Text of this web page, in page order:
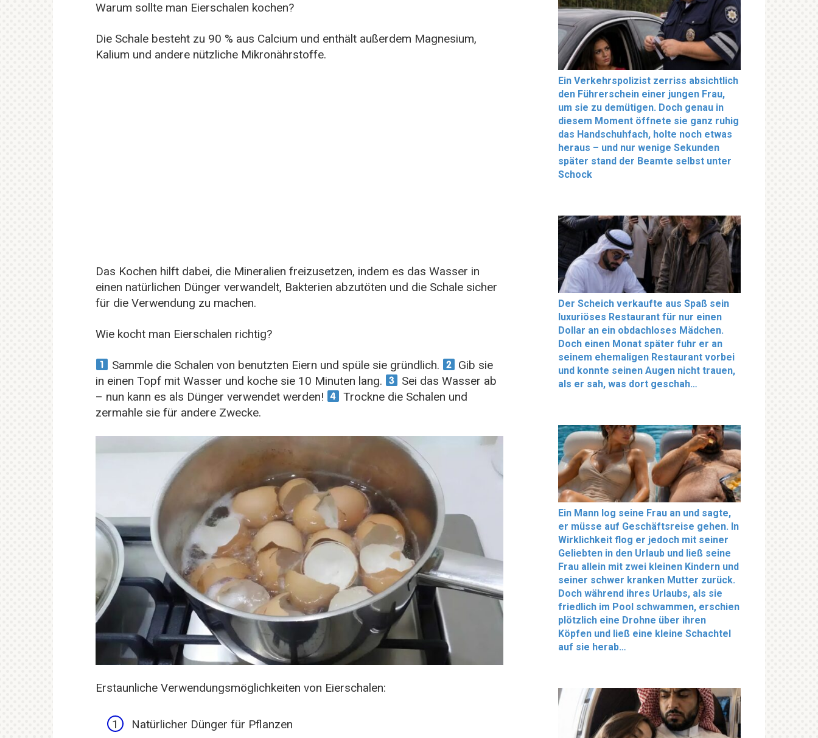
Warum sollte man Eierschalen kochen?
Die Schale besteht zu 90 % aus Calcium und enthält außerdem Magnesium,
Kalium und andere nützliche Mikronährstoffe.
Das Kochen hilft dabei, die Mineralien freizusetzen, indem es das Wasser in
einen natürlichen Dünger verwandelt, Bakterien abzutöten und die Schale sicher
für die Verwendung zu machen.
Wie kocht man Eierschalen richtig?
Sammle die Schalen von benutzten Eiern und spüle sie gründlich.
Gib sie
in einen Topf mit Wasser und koche sie 10 Minuten lang.
Sei das Wasser ab
– nun kann es als Dünger verwendet werden!
Trockne die Schalen und
zermahle sie für andere Zwecke.
Erstaunliche Verwendungsmöglichkeiten von Eierschalen:
Natürlicher Dünger für Pflanzen
Ein Verkehrspolizist zerriss absichtlich
den Führerschein einer jungen Frau,
um sie zu demütigen. Doch genau in
diesem Moment öffnete sie ganz ruhig
das Handschuhfach, holte noch etwas
heraus – und nur wenige Sekunden
später stand der Beamte selbst unter
Schock
Der Scheich verkaufte aus Spaß sein
luxuriöses Restaurant für nur einen
Dollar an ein obdachloses Mädchen.
Doch einen Monat später fuhr er an
seinem ehemaligen Restaurant vorbei
und konnte seinen Augen nicht trauen,
als er sah, was dort geschah…
Ein Mann log seine Frau an und sagte,
er müsse auf Geschäftsreise gehen. In
Wirklichkeit flog er jedoch mit seiner
Geliebten in den Urlaub und ließ seine
Frau allein mit zwei kleinen Kindern und
seiner schwer kranken Mutter zurück.
Doch während ihres Urlaubs, als sie
friedlich im Pool schwammen, erschien
plötzlich eine Drohne über ihren
Köpfen und ließ eine kleine Schachtel
auf sie herab…